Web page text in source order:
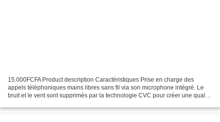
15.000FCFA Product description Caractéristiques Prise en charge des
appels téléphoniques mains libres sans fil via son microphone intégré. Le
bruit et le vent sont supprimés par la technologie CVC pour créer une qualité